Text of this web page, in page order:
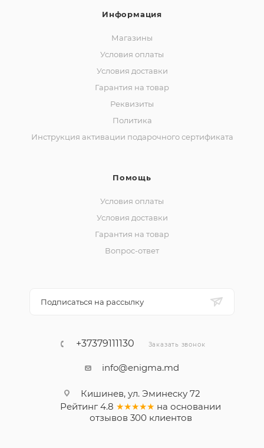
Информация
Магазины
Условия оплаты
Условия доставки
Гарантия на товар
Реквизиты
Политика
Инструкция активации подарочного сертификата
Помощь
Условия оплаты
Условия доставки
Гарантия на товар
Вопрос-ответ
Подписаться на рассылку
+37379111130 Заказать звонок
info@enigma.md
Кишинев, ул. Эминеску 72
Рейтинг 4.8 ★★★★★ на основании
отзывов 300клиентов